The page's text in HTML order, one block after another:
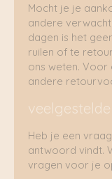
Mocht je je
andere
dagen is het
ruilen of te
ons weten. Voor
andere
Heb je een
antwoord vindt.
vragen voor je